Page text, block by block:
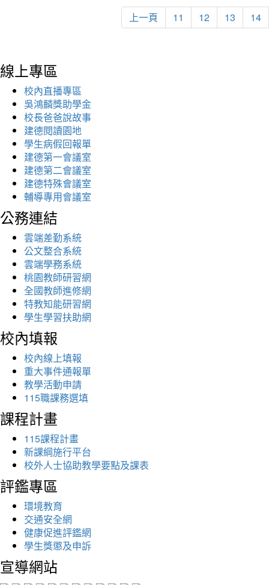
上一頁 11 12 13 14
線上專區
校內直播專區
吳鴻麟獎助學金
校長爸爸說故事
建德閱讀園地
學生病假回報單
建德第一會議室
建德第二會議室
建德特殊會議室
輔導專用會議室
公務連結
雲端差勤系統
公文整合系統
雲端學務系統
桃園教師研習網
全國教師進修網
特教知能研習網
學生學習扶助網
校內填報
校內線上填報
重大事件通報單
教學活動申請
115職課務選填
課程計畫
115課程計畫
新課綱施行平台
校外人士協助教學要點及課表
評鑑專區
環境教育
交通安全網
健康促進評鑑網
學生獎懲及申訴
宣導網站